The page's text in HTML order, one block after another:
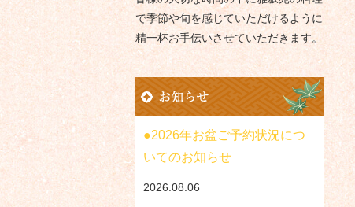
で季節や旬を感じていただけるように
精一杯お手伝いさせていただきます。
2026年お盆ご予約状況につ
いてのお知らせ
2026.08.06